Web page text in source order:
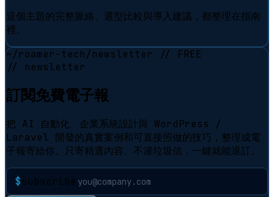
這個主題的完整脈絡、選型比較與導入建議，都整理在指南
裡。
~/roamer-tech/newsletter
// FREE
// newsletter
訂閱免費電子報
把 AI 自動化、企業系統設計與 WordPress /
Laravel 開發的真實案例和可直接照做的技巧，整理成電
子報寄給你。只寄精選內容、不灌垃圾信，一鍵就能退訂。
$subscribe